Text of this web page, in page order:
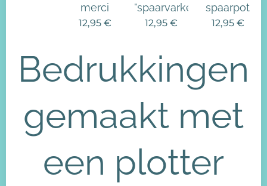
merci
12,95€
"spaarvarken"
12,95 €
spaarpot
12,95€
Bedrukkingen
gemaakt met
een plotter